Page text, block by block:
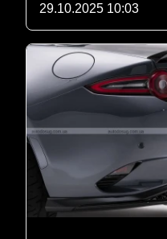
29.10.2025 10:03